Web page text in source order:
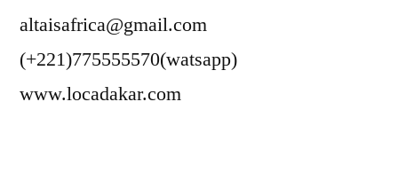
altaisafrica@gmail.com
(+221)775555570(watsapp)
www.locadakar.com